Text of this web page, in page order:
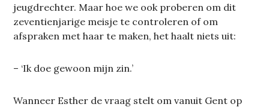
jeugdrechter. Maar hoe we ook proberen om dit
zeventienjarige meisje te controleren of om
afspraken met haar te maken, het haalt niets uit:
– ‘Ik doe gewoon mijn zin.’
Wanneer Esther de vraag stelt om vanuit Gent op